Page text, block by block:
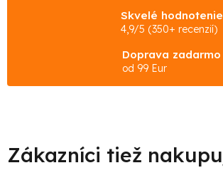
Skvelé hodnotenie
4,9/5 (350+ recenzií)
Doprava zadarmo
od 99 Eur